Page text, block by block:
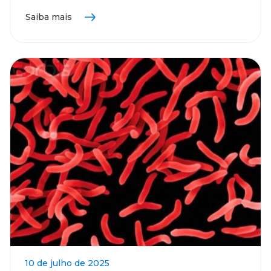
Saiba mais
10 de julho de 2025